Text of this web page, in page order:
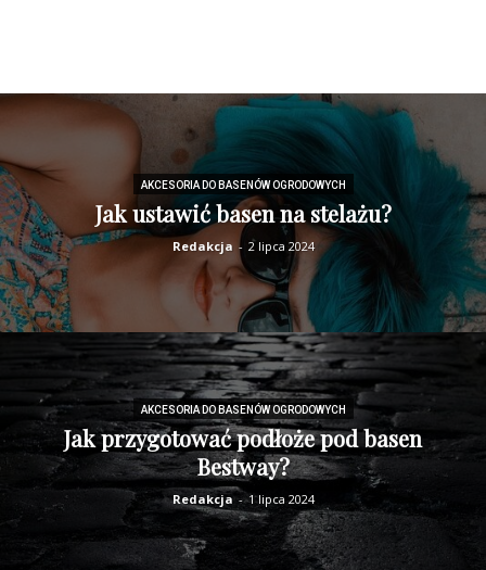
AKCESORIA DO BASENÓW OGRODOWYCH
Jak ustawić basen na stelażu?
Redakcja - 2 lipca 2024
AKCESORIA DO BASENÓW OGRODOWYCH
Jak przygotować podłoże pod basen
Bestway?
Redakcja - 1 lipca 2024